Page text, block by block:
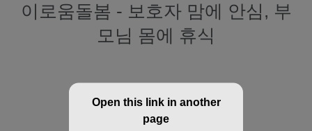
이로움돌봄 - 보호자 맘에 안심, 부
모님 몸에 휴식